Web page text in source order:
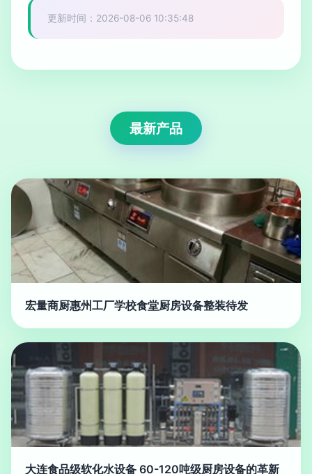
更新时间：2026-08-06 10:35:48
最新产品
宏量商厨惠州工厂学校食堂厨房设备整装待发
大连食品级软化水设备 60-120吨级厨房设备的革新